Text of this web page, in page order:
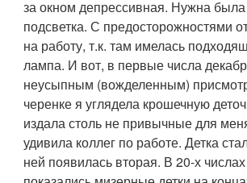
за окном депрессивная. Нужна
подсветка. С предосторожностями
на работу, т.к. там имелась
лампа. И вот, в первые числа
неусыпным (вожделенным)
черенке я углядела крошечную
издала столь не привычные для
удивила коллег по работе. Детка
ней появилась вторая. В 20-х